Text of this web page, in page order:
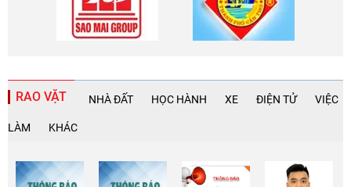
RAO VẶT NHÀ ĐẤT HỌC HÀNH XE ĐIỆN TỬ VIỆC
LÀM KHÁC